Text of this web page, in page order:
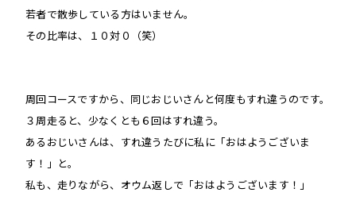
若者で散歩している方はいません。
その比率は、１０対０（笑）
周回コースですから、同じおじいさんと何度もすれ違うのです。
３周走ると、少なくとも６回はすれ違う。
あるおじいさんは、すれ違うたびに私に「おはようございま
す！」と。
私も、走りながら、オウム返しで「おはようございます！」